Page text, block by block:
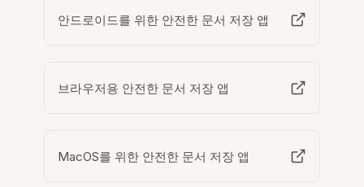
안드로이드를 위한 안전한 문서 저장 앱
브라우저용 안전한 문서 저장 앱
MacOS를 위한 안전한 문서 저장 앱